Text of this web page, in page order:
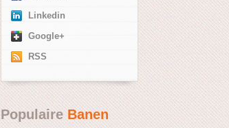
Linkedin
Google+
RSS
PopulaireBanen